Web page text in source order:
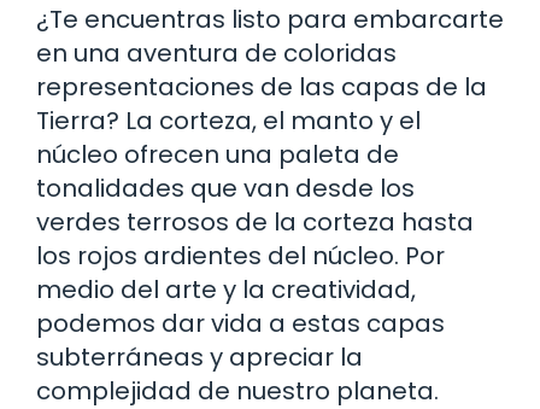
¿Te encuentras listo para embarcarte
en una aventura de coloridas
representaciones de las capas de la
Tierra? La corteza, el manto y el
núcleo ofrecen una paleta de
tonalidades que van desde los
verdes terrosos de la corteza hasta
los rojos ardientes del núcleo. Por
medio del arte y la creatividad,
podemos dar vida a estas capas
subterráneas y apreciar la
complejidad de nuestro planeta.